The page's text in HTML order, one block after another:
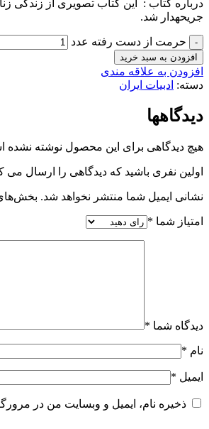
درباره كتاب : این کتاب تصویری از
جریحه­دار شد.
حرمت از دست رفته عدد
افزودن به سبد خرید
افزودن به علاقه مندی
دسته: ادبیات ایران
دیدگاهها
هیچ دیدگاهی برای این محصول نوشته نشده
اولین نفری باشید که دیدگاهی را ارسال
نشانی ایمیل شما منتشر نخواهد شد.
امتیاز شما *
دیدگاه شما *
نام *
ایمیل *
ذخیره نام، ایمیل و وبسایت من در